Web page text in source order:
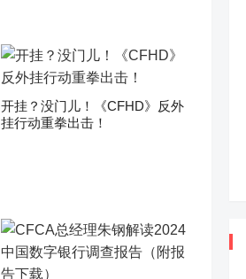
开挂？没门儿！《CFHD》反外
挂行动重拳出击！